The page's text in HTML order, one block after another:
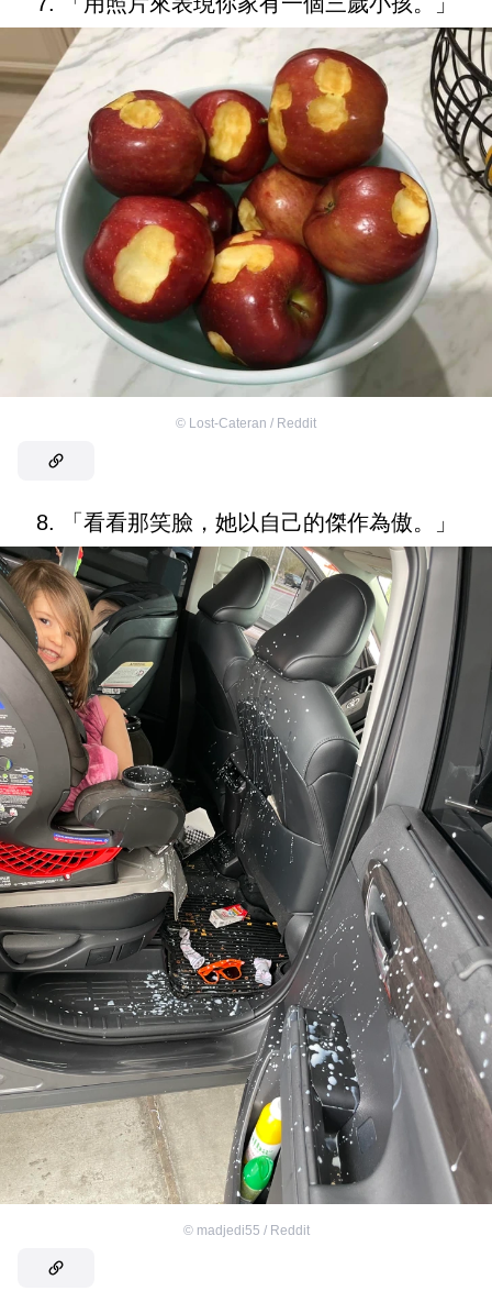
© Lost-Cateran / Reddit
8. 「看看那笑臉，她以自己的傑作為傲。」
© madjedi55 / Reddit